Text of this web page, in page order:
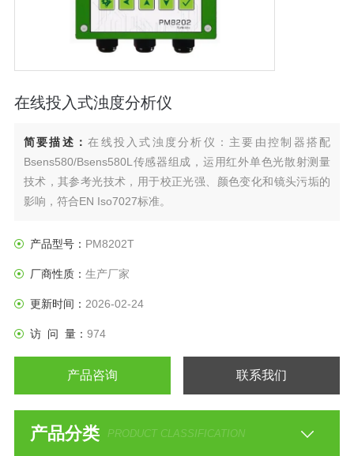
在线投入式浊度分析仪
简要描述：在线投入式浊度分析仪：主要由控制器搭配
Bsens580/Bsens580L传感器组成，运用红外单色光散射测量
技术，其参考光技术，用于校正光强、颜色变化和镜头污垢的
影响，符合EN Iso7027标准。
产品型号： PM8202T
厂商性质： 生产厂家
更新时间： 2026-02-24
访 问 量： 974
产品咨询 联系我们
产品分类 PRODUCT CLASSIFICATION